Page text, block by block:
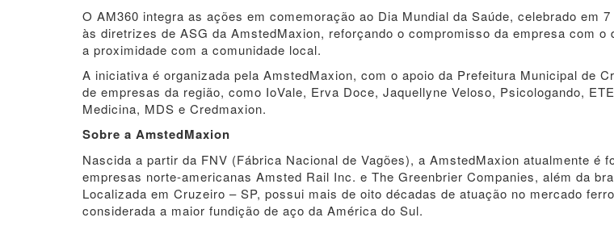
O AM360 integra as ações em comemoração ao Dia Mundial da Saúde, celebrado em
às diretrizes de ASG da AmstedMaxion, reforçando o compromisso da empresa com o
a proximidade com a comunidade local.
A iniciativa é organizada pela AmstedMaxion, com o apoio da Prefeitura Municipal de
de empresas da região, como IoVale, Erva Doce, Jaquellyne Veloso, Psicologando,
Medicina, MDS e Credmaxion.
Sobre a AmstedMaxion
Nascida a partir da FNV (Fábrica Nacional de Vagões), a AmstedMaxion atualmente é
empresas norte-americanas Amsted Rail Inc. e The Greenbrier Companies, além da
Localizada em Cruzeiro – SP, possui mais de oito décadas de atuação no mercado
considerada a maior fundição de aço da América do Sul.